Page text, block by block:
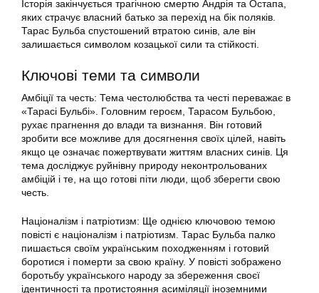
Історія закінчується трагічною смертю Андрія та Остапа,
яких страчує власний батько за перехід на бік поляків.
Тарас Бульба спустошений втратою синів, але він
залишається символом козацької сили та стійкості.
Ключові теми та символи
Амбіції та честь: Тема честолюбства та честі переважає в
«Тарасі Бульбі». Головним героєм, Тарасом Бульбою,
рухає прагнення до влади та визнання. Він готовий
зробити все можливе для досягнення своїх цілей, навіть
якщо це означає пожертвувати життям власних синів. Ця
тема досліджує руйнівну природу неконтрольованих
амбіцій і те, на що готові піти люди, щоб зберегти свою
честь.
Націоналізм і патріотизм: Ще однією ключовою темою
повісті є націоналізм і патріотизм. Тарас Бульба палко
пишається своїм українським походженням і готовий
боротися і померти за свою країну. У повісті зображено
боротьбу українського народу за збереження своєї
ідентичності та протистояння асиміляції іноземними